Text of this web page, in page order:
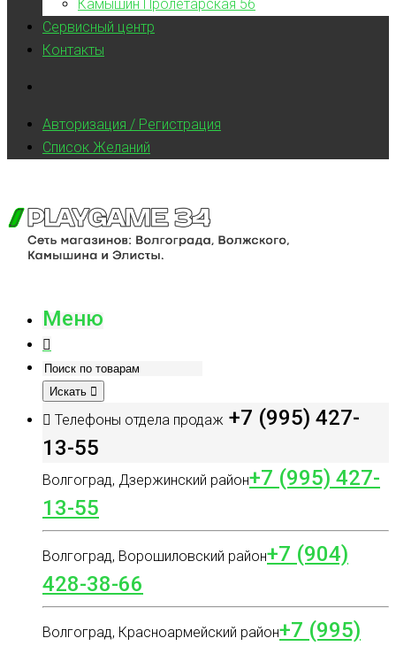
Камышин Пролетарская 56
Сервисный центр
Контакты
Авторизация / Регистрация
Список Желаний
Меню
Искать
Телефоны отдела продаж +7 (995) 427-
13-55
Волгоград, Дзержинский район+7 (995) 427-
13-55
Волгоград, Ворошиловский район+7 (904)
428-38-66
Волгоград, Красноармейский район+7 (995)